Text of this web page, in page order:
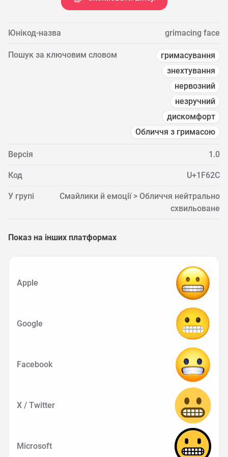
Юнікод-назва grimacing face
Пошук за ключовим словом
гримасування
знехтування
нервозний
незручний
дискомфорт
Обличчя з гримасою
Версія 1.0
Код U+1F62C
У групі
Смайлики й емоції > Обличчя нейтрально
схвильоване
Показ на інших платформах
Apple
Google
Facebook
X / Twitter
Microsoft